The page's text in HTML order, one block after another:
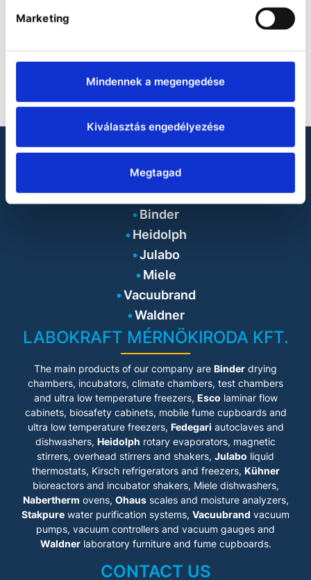
Marketing
Mindennek a megengedése
Kiválasztás engedélyezése
Megtagad
LOOKING FOR LABORATORY
PRODUCTS?
Binder
Heidolph
Julabo
Miele
Vacuubrand
Waldner
LABOKRAFT MÉRNÖKIRODA KFT.
The main products of our company are Binder drying
chambers, incubators, climate chambers, test chambers
and ultra low temperature freezers, Esco laminar flow
cabinets, biosafety cabinets, mobile fume cupboards and
ultra low temperature freezers, Fedegari autoclaves and
dishwashers, Heidolph rotary evaporators, magnetic
stirrers, overhead stirrers and shakers, Julabo liquid
thermostats, Kirsch refrigerators and freezers, Kühner
bioreactors and incubator shakers, Miele dishwashers,
Nabertherm ovens, Ohausscales and moisture analyzers,
Stakpure water purification systems, Vacuubrand vacuum
pumps, vacuum controllers and vacuum gauges and
Waldnerlaboratory furniture and fume cupboards.
CONTACT US